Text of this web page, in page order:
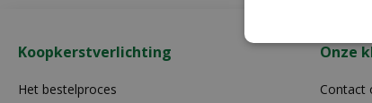
Koopkerstverlichting
Het bestelproces
Onze
Contact